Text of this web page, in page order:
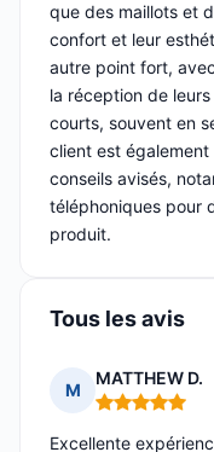
que des maillots et
confort et leur
autre point fort,
la réception de
courts, souvent en
client est
conseils avisés,
téléphoniques pour
produit.
Tous les avis
M
MATTHEW D.
Note : 5 sur 5
Excellente